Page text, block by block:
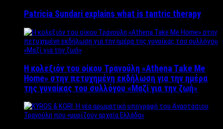
Patricia Sundari explains what is tantric therapy
Η κολεξιόν του οίκου Τρανούλη «Athena Take Me
Home» στην πετυχημένη εκδήλωση για την ημέρα
της γυναίκας του συλλόγου «Μαζί για την ζωή»